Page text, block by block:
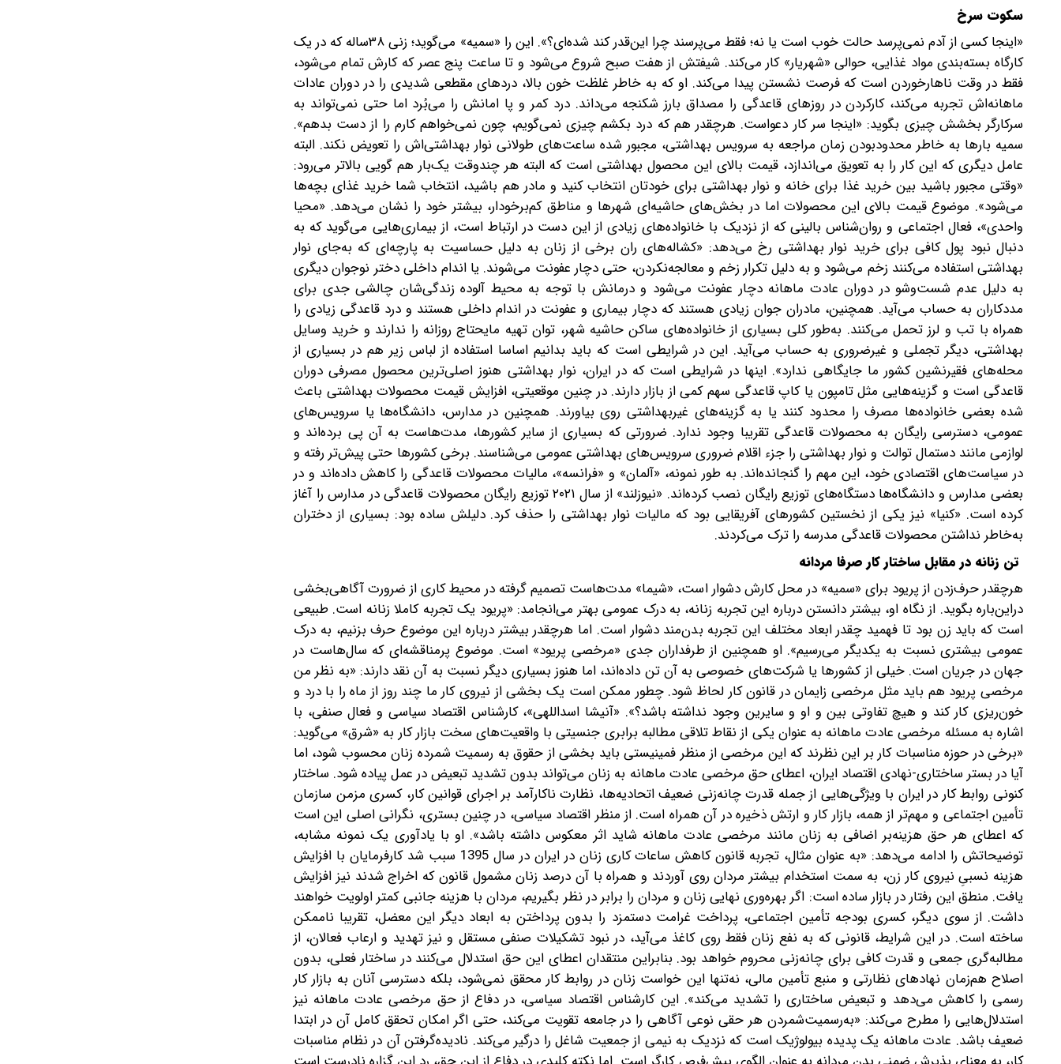
سکوت سرخ
«اینجا کسی از آدم نمی‌پرسد حالت خوب است یا نه؛ فقط می‌پرسند چرا این‌قدر کند شده‌ای؟». این را «سمیه» می‌گوید؛ زنی ۳۸ساله که در یک
کارگاه بسته‌بندی مواد غذایی، حوالی «شهریار» کار می‌کند. شیفتش از هفت صبح شروع می‌شود و تا ساعت پنج عصر که کارش تمام می‌شود،
فقط در وقت ناهار‌خوردن است که فرصت نشستن پیدا می‌کند. او که به خاطر غلظت خون بالا، دردهای مقطعی شدیدی را در دوران عادات
ماهانه‌اش تجربه می‌کند، کارکردن در روزهای قاعدگی را مصداق بارز شکنجه می‌داند. درد کمر و پا امانش را می‌بُرد اما حتی نمی‌تواند به
سرکارگر بخشش چیزی بگوید: «اینجا سر کار دعواست. هرچقدر هم که درد بکشم چیزی نمی‌گویم، چون نمی‌خواهم کارم را از دست بدهم».
سمیه بارها به خاطر محدودبودن زمان مراجعه به سرویس بهداشتی، مجبور شده ساعت‌های طولانی نوار بهداشتی‌اش را تعویض نکند. البته
عامل دیگری که این کار را به تعویق می‌اندازد، قیمت بالای این محصول بهداشتی است که البته هر چندوقت یک‌بار هم گویی بالاتر می‌رود:
«وقتی مجبور باشید بین خرید غذا برای خانه و نوار بهداشتی برای خودتان انتخاب کنید و مادر هم باشید، انتخاب شما خرید غذای بچه‌ها
می‌شود». موضوع قیمت بالای این محصولات اما در بخش‌های حاشیه‌ای شهرها و مناطق کم‌برخودار، بیشتر خود را نشان می‌دهد. «محیا
واحدی»، فعال اجتماعی و روان‌شناس بالینی که از نزدیک با خانواده‌های زیادی از این دست در ارتباط است، از بیماری‌هایی می‌گوید که به
دنبال نبود پول کافی برای خرید نوار بهداشتی رخ می‌دهد: «کشاله‌های ران برخی از زنان به دلیل حساسیت به پارچه‌ای که به‌جای نوار
بهداشتی استفاده می‌کنند زخم می‌شود و به دلیل تکرار زخم و معالجه‌نکردن، حتی دچار عفونت می‌شوند. یا اندام داخلی دختر نوجوان دیگری
به دلیل عدم شست‌وشو در دوران عادت ماهانه دچار عفونت می‌شود و درمانش با توجه به محیط آلوده زندگی‌شان چالشی جدی برای
مددکاران به حساب می‌آید. همچنین، مادران جوان زیادی هستند که دچار بیماری و عفونت در اندام داخلی هستند و درد قاعدگی زیادی را
همراه با تب و لرز تحمل می‌کنند. به‌طور کلی بسیاری از خانواده‌های ساکن حاشیه شهر، توان تهیه مایحتاج روزانه را ندارند و خرید وسایل
بهداشتی، دیگر تجملی و غیرضروری به حساب می‌آید. این در شرایطی است که باید بدانیم اساسا استفاده از لباس زیر هم در بسیاری از
محله‌های فقیرنشین کشور ما جایگاهی ندارد». اینها در شرایطی است که در ایران، نوار بهداشتی هنوز اصلی‌ترین محصول مصرفی دوران
قاعدگی است و گزینه‌هایی مثل تامپون یا کاپ قاعدگی سهم کمی از بازار دارند. در چنین موقعیتی، افزایش قیمت محصولات بهداشتی باعث
شده بعضی خانواده‌ها مصرف را محدود کنند یا به گزینه‌های غیربهداشتی روی بیاورند. همچنین در مدارس، دانشگاه‌ها یا سرویس‌های
عمومی، دسترسی رایگان به محصولات قاعدگی تقریبا وجود ندارد. ضرورتی که بسیاری از سایر کشورها، مدت‌هاست به آن پی برده‌اند و
لوازمی مانند دستمال توالت و نوار بهداشتی را جزء اقلام ضروری سرویس‌های بهداشتی‌ عمومی می‌شناسند. برخی کشورها حتی پیش‌تر رفته و
در سیاست‌های اقتصادی خود، این مهم را گنجانده‌اند. به طور نمونه، «آلمان» و «فرانسه»، مالیات محصولات قاعدگی را کاهش داده‌اند و در
بعضی مدارس و دانشگاه‌ها دستگاه‌های توزیع رایگان نصب کرده‌اند. «نیوزلند» از سال ۲۰۲۱ توزیع رایگان محصولات قاعدگی در مدارس را آغاز
کرده است. «کنیا» نیز یکی از نخستین کشورهای آفریقایی بود که مالیات نوار بهداشتی را حذف کرد. دلیلش ساده بود: بسیاری از دختران
به‌خاطر نداشتن محصولات قاعدگی مدرسه را ترک می‌کردند.
تن زنانه در مقابل ساختار کار صرفا مردانه
هرچقدر حرف‌زدن از پریود برای «سمیه» در محل کارش دشوار است، «شیما» مدت‌هاست تصمیم گرفته در محیط کاری از ضرورت آگاهی‌بخشی
دراین‌باره بگوید. از نگاه او، بیشتر دانستن درباره این تجربه زنانه، به درک عمومی بهتر می‌انجامد: «پریود یک تجربه کاملا زنانه است. طبیعی
است که باید زن بود تا فهمید چقدر ابعاد مختلف این تجربه بدن‌مند دشوار است. اما هرچقدر بیشتر درباره این موضوع حرف بزنیم، به درک
عمومی بیشتری نسبت به یکدیگر می‌رسیم». او همچنین از طرفداران جدی «مرخصی پریود» است. موضوع پرمناقشه‌ای که سال‌هاست در
جهان در جریان است. خیلی از کشورها یا شرکت‌های خصوصی به آن تن داده‌اند، اما هنوز بسیاری دیگر نسبت به آن نقد دارند: «به نظر من
مرخصی پریود هم باید مثل مرخصی زایمان در قانون کار لحاظ شود. چطور ممکن است یک ‌بخشی از نیروی کار ما چند روز از ماه را با درد و
خون‌ریزی کار کند و هیچ تفاوتی بین و او و سایرین وجود نداشته باشد؟». «آنیشا اسداللهی»، کارشناس اقتصاد سیاسی و فعال صنفی، با
اشاره به مسئله مرخصی عادت ماهانه به ‌عنوان یکی از نقاط تلاقی مطالبه برابری جنسیتی با واقعیت‌های سخت بازار کار به «شرق» می‌گوید:
«برخی در حوزه مناسبات کار بر این نظرند که این مرخصی از منظر فمینیستی باید بخشی از حقوق به رسمیت شمرده زنان محسوب شود، اما
آیا در بستر ساختاری-نهادی اقتصاد ایران، اعطای حق مرخصی عادت ماهانه به زنان می‌تواند بدون تشدید تبعیض در عمل پیاده شود. ساختار
کنونی روابط کار در ایران با ویژگی‌هایی از جمله قدرت چانه‌زنی ضعیف اتحادیه‌ها، نظارت ناکارآمد بر اجرای قوانین کار، کسری مزمن سازمان
تأمین اجتماعی و مهم‌تر از همه، بازار کار و ارتش ذخیره در آن همراه است. از منظر اقتصاد سیاسی، در چنین بستری، نگرانی اصلی این است
که اعطای هر حق هزینه‌بر اضافی به زنان مانند مرخصی عادت ماهانه شاید اثر معکوس داشته باشد». او با یادآوری یک نمونه مشابه،
توضیحاتش را ادامه می‌دهد: «به عنوان مثال، تجربه قانون کاهش ساعات کاری زنان در ایران در سال 1395 سبب شد کارفرمایان با افزایش
هزینه نسبیِ نیروی کار زن، به سمت استخدام بیشتر مردان روی آوردند و همراه با آن درصد زنان مشمول قانون که اخراج شدند نیز افزایش
یافت. منطق این رفتار در بازار ساده است: اگر بهره‌وری نهایی زنان و مردان را برابر در نظر بگیریم، مردان با هزینه جانبی کمتر اولویت خواهند
داشت. از سوی دیگر، کسری بودجه تأمین اجتماعی، پرداخت غرامت دستمزد را بدون پرداختن به ابعاد دیگر این معضل، تقریبا ناممکن
ساخته است. در این شرایط، قانونی که به نفع زنان فقط روی کاغذ می‌آید، در نبود تشکیلات صنفی مستقل و نیز تهدید و ارعاب فعالان، از
مطالبه‌گری جمعی و قدرت کافی برای چانه‌زنی محروم خواهد بود. بنابراین منتقدان اعطای این حق استدلال می‌کنند در ساختار فعلی، بدون
اصلاح هم‌زمان نهادهای نظارتی و منبع تأمین مالی، نه‌تنها این خواست زنان در روابط کار محقق نمی‌شود، بلکه دسترسی آنان به بازار کار
رسمی را کاهش می‌دهد و تبعیض ساختاری را تشدید می‌کند». این کارشناس اقتصاد سیاسی، در دفاع از حق مرخصی عادت ماهانه نیز
استدلال‌هایی را مطرح می‌کند: «به‌رسمیت‌شمردن هر حقی نوعی آگاهی را در جامعه تقویت می‌کند، حتی اگر امکان تحقق کامل آن در ابتدا
ضعیف باشد. عادت ماهانه یک پدیده بیولوژیک است که نزدیک به نیمی از جمعیت شاغل را درگیر می‌کند. نادیده‌گرفتن آن در نظام مناسبات